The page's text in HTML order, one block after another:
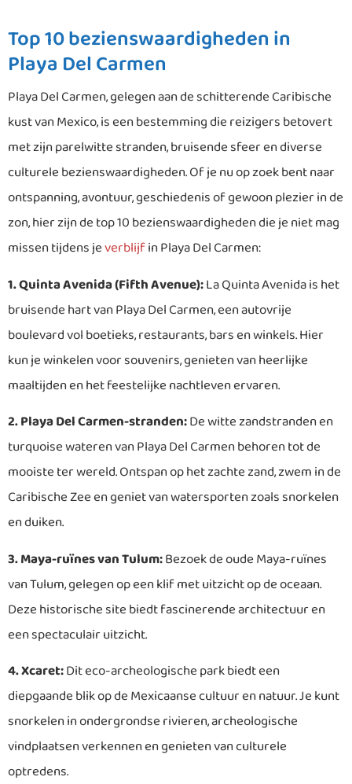
Top 10 bezienswaardigheden in
Playa Del Carmen
Playa Del Carmen, gelegen aan de schitterende Caribische
kust van Mexico, is een bestemming die reizigers betovert
met zijn parelwitte stranden, bruisende sfeer en diverse
culturele bezienswaardigheden. Of je nu op zoek bent naar
ontspanning, avontuur, geschiedenis of gewoon plezier in de
zon, hier zijn de top 10 bezienswaardigheden die je niet mag
missen tijdens jeverblijfin Playa Del Carmen:
1. Quinta Avenida (Fifth Avenue):La Quinta Avenida is het
bruisende hart van Playa Del Carmen, een autovrije
boulevard vol boetieks, restaurants, bars en winkels. Hier
kun je winkelen voor souvenirs, genieten van heerlijke
maaltijden en het feestelijke nachtleven ervaren.
2. Playa Del Carmen-stranden:De witte zandstranden en
turquoise wateren van Playa Del Carmen behoren tot de
mooiste ter wereld. Ontspan op het zachte zand, zwem in de
Caribische Zee en geniet van watersporten zoals snorkelen
en duiken.
3. Maya-ruïnes van Tulum:Bezoek de oude Maya-ruïnes
van Tulum, gelegen op een klif met uitzicht op de oceaan.
Deze historische site biedt fascinerende architectuur en
een spectaculair uitzicht.
4. Xcaret:Dit eco-archeologische park biedt een
diepgaande blik op de Mexicaanse cultuur en natuur. Je kunt
snorkelen in ondergrondse rivieren, archeologische
vindplaatsen verkennen en genieten van culturele
optredens.